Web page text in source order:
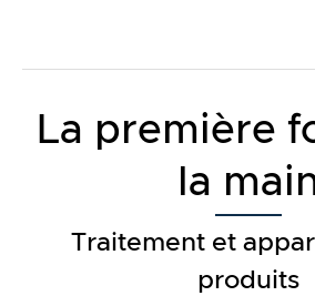
La première
la
Traitement et
produits